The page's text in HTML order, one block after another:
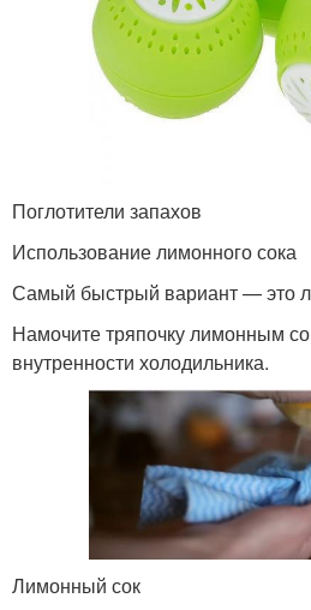
Поглотители запахов
Использование лимонного сока
Самый быстрый вариант — это
Намочите тряпочку лимонным
внутренности холодильника.
Лимонный сок